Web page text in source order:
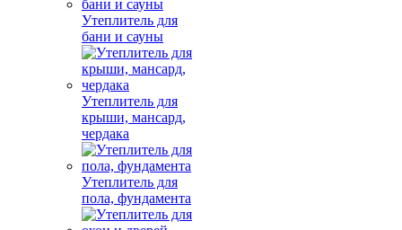
Утеплитель для
бани и сауны
Утеплитель для
крыши, мансард,
чердака
Утеплитель для
пола, фундамента